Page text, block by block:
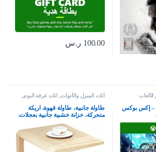
100.00 ر.س
الألعاب
لعبة كينجدوم هارتس 3 – إكس بوكس
أثاث المنزل والأدوات اثاث غرفة النوم
طاولة السرير
طاولة جانبية، طاولة قهوة، اريكة
متحركة، خزانة خشبية جانبية بعجلات،
طالوة ركن وبجانب السرير (اللون: